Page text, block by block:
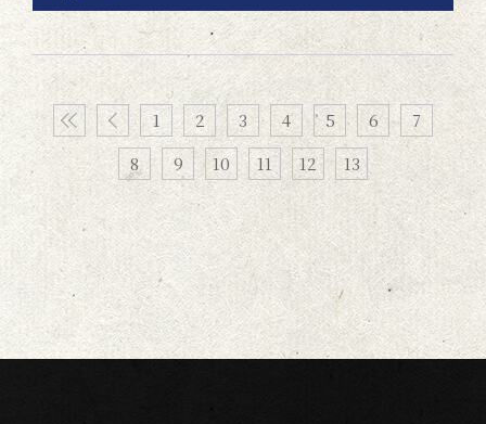
1 2 3 4 5 6
7
8
9 10 11 12 13